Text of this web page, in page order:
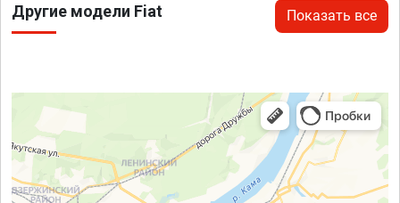
Другие модели Fiat Показать все